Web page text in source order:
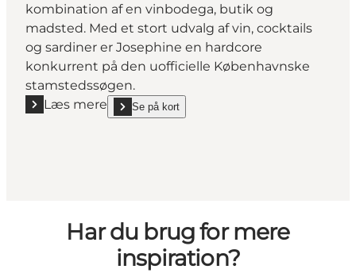
kombination af en vinbodega, butik og
madsted. Med et stort udvalg af vin, cocktails
og sardiner er Josephine en hardcore
konkurrent på den uofficielle Københavnske
stamstedssøgen.
Læs mere
Læs mere "Josephine"
Se på kort
show Josephine on_map
Har du brug for mere
inspiration?